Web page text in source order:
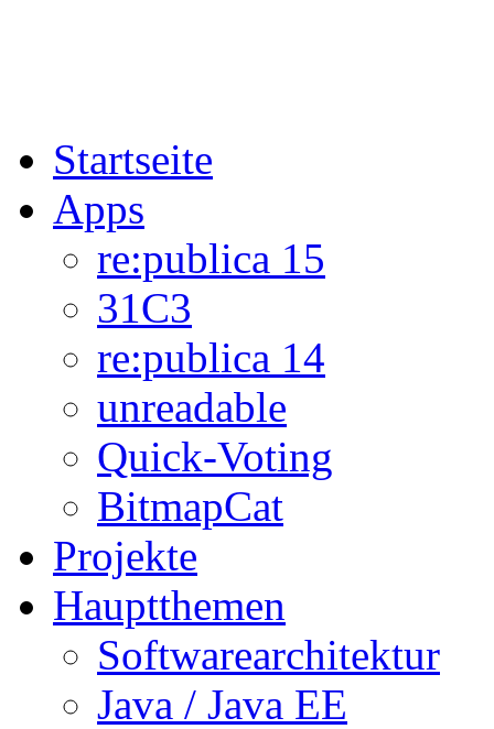
Startseite
Apps
re:publica 15
31C3
re:publica 14
unreadable
Quick-Voting
BitmapCat
Projekte
Hauptthemen
Softwarearchitektur
Java / Java EE